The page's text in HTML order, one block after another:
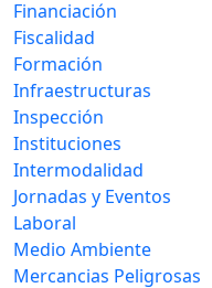
Financiación
Fiscalidad
Formación
Infraestructuras
Inspección
Instituciones
Intermodalidad
Jornadas y Eventos
Laboral
Medio Ambiente
Mercancias Peligrosas